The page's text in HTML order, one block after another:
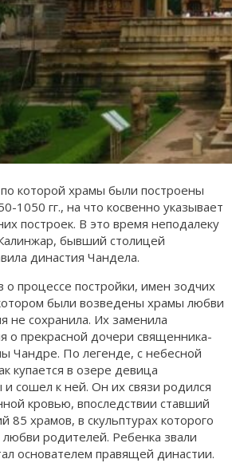
которой храмы были построены
1050 гг., на что косвенно указывает
построек. В это время неподалеку
бывший столицей
династия Чандела.
процессе постройки, имен зодчих
были возведены храмы любви
не сохранила. Их заменила
о прекрасной дочери священника-
Чандре. По легенде, с небесной
купается в озере девица
сошел к ней. Он их связи родился
кровью, впоследствии ставший
85 храмов, в скульптурах которого
родителей. Ребенка звали
основателем правящей династии.